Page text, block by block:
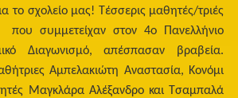
το σχολείο μας! Τέσσερις μαθητές/τριές
συμμετείχαν στον 4ο Πανελλήνιο
Διαγωνισμό, απέσπασαν βραβεία.
Αμπελακιώτη Αναστασία, Κονόμι
Μαγκλάρα Αλέξανδρο και Τσαμπαλά